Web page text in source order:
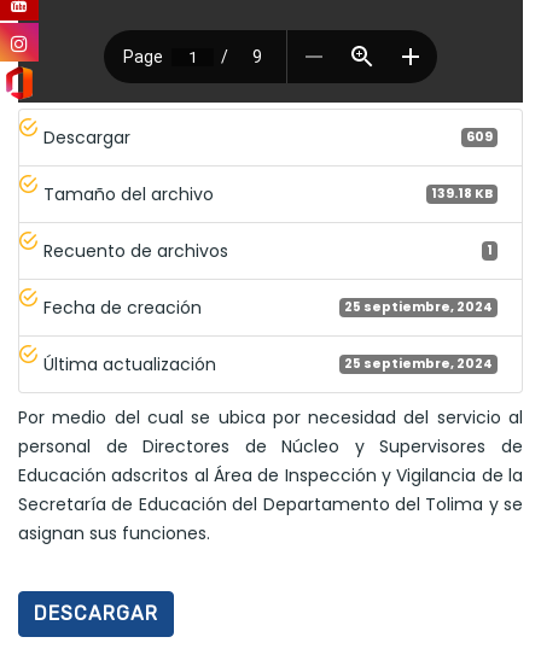
Descargar 609
Tamaño del archivo 139.18 KB
Recuento de archivos 1
Fecha de creación 25 septiembre, 2024
Última actualización 25 septiembre, 2024
Por medio del cual se ubica por necesidad del servicio al
personal de Directores de Núcleo y Supervisores de
Educación adscritos al Área de Inspección y Vigilancia de la
Secretaría de Educación del Departamento del Tolima y se
asignan sus funciones.
DESCARGAR